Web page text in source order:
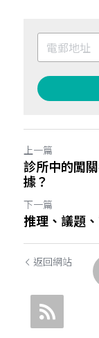
上一篇
診所中的闖
據？
下一篇
推理、議題
返回網站